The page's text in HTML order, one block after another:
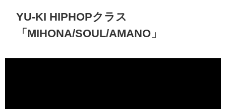
YU-KI HIPHOPクラス
「MIHONA/SOUL/AMANO」